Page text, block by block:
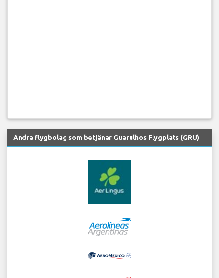
Andra flygbolag som betjänar Guarulhos Flygplats (GRU)